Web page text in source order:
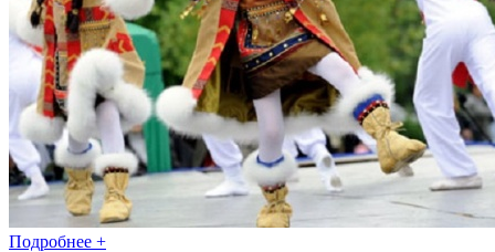
Подробнее +